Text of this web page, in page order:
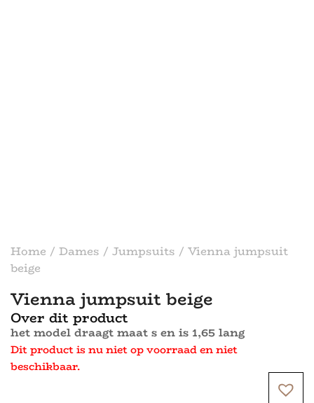
Home / Dames / Jumpsuits / Vienna jumpsuit
beige
Vienna jumpsuit beige
Over dit product
het model draagt maat s en is 1,65 lang
Dit product is nu niet op voorraad en niet
beschikbaar.